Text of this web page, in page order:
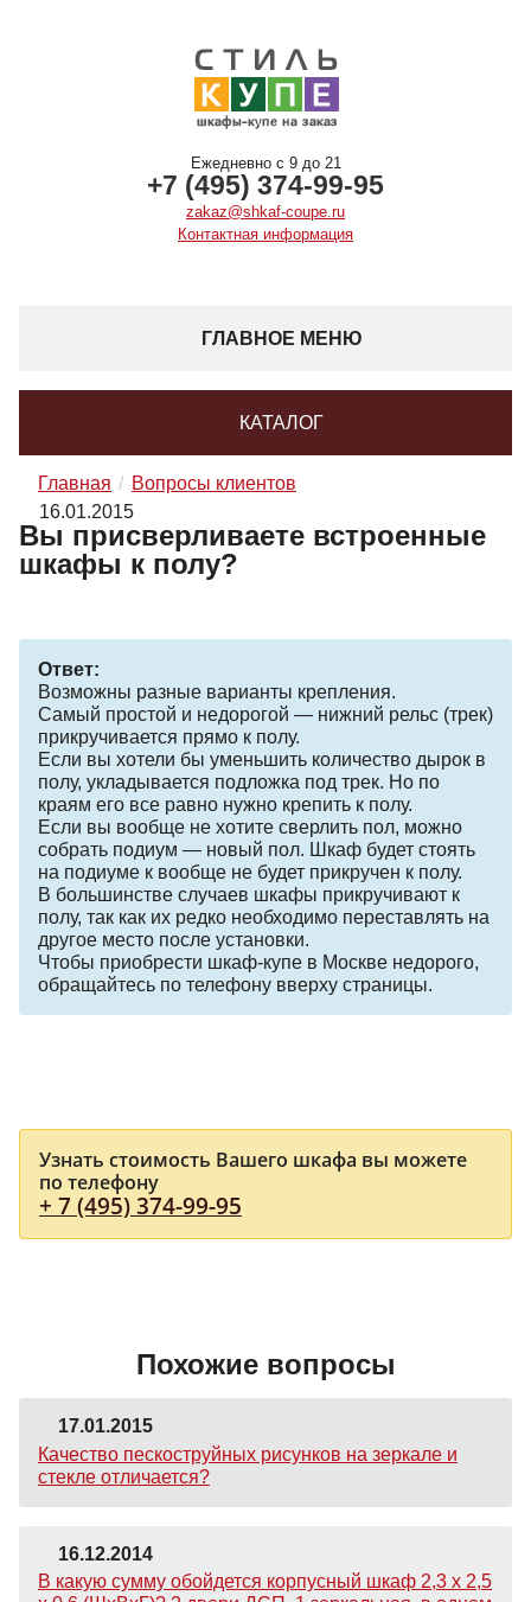
Ежедневно с 9 до 21
+7 (495) 374-99-95
zakaz@shkaf-coupe.ru
Контактная информация
ГЛАВНОЕ МЕНЮ
КАТАЛОГ
Главная
Вопросы клиентов
16.01.2015
Вы присверливаете встроенные
шкафы к полу?
Ответ:
Возможны разные варианты крепления.
Самый простой и недорогой — нижний рельс (трек)
прикручивается прямо к полу.
Если вы хотели бы уменьшить количество дырок в
полу, укладывается подложка под трек. Но по
краям его все равно нужно крепить к полу.
Если вы вообще не хотите сверлить пол, можно
собрать подиум — новый пол. Шкаф будет стоять
на подиуме к вообще не будет прикручен к полу.
В большинстве случаев шкафы прикручивают к
полу, так как их редко необходимо переставлять на
другое место после установки.
Чтобы приобрести шкаф-купе в Москве недорого,
обращайтесь по телефону вверху страницы.
Узнать стоимость Вашего шкафа вы можете
по телефону
+ 7 (495) 374-99-95
Похожие вопросы
17.01.2015
Качество пескоструйных рисунков на зеркале и
стекле отличается?
16.12.2014
В какую сумму обойдется корпусный шкаф 2,3 х 2,5